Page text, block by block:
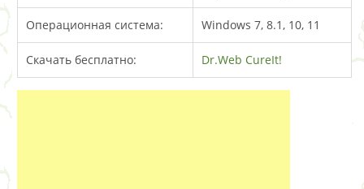
Операционная система: Windows 7, 8.1, 10, 11
Скачать бесплатно: Dr.Web CureIt!